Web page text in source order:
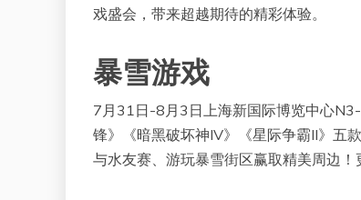
戏盛会，带来超越期待的精彩体验。
暴雪游戏
7月31日-8月3日上海新国际博览中心
锋》《暗黑破坏神IV》《星际争霸II》五
与水友赛、游玩暴雪街区赢取精美周边